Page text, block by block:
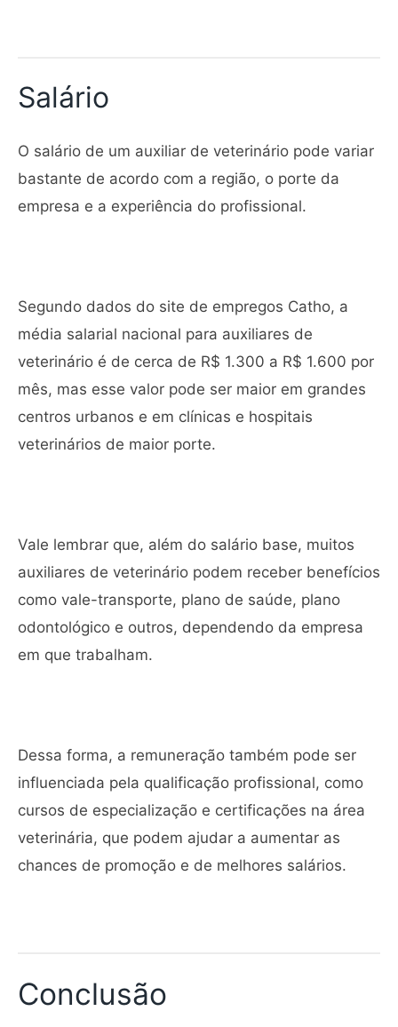
Salário
O salário de um auxiliar de veterinário pode variar
bastante de acordo com a região, o porte da
empresa e a experiência do profissional.
Segundo dados do site de empregos Catho, a
média salarial nacional para auxiliares de
veterinário é de cerca de R$ 1.300 a R$ 1.600 por
mês, mas esse valor pode ser maior em grandes
centros urbanos e em clínicas e hospitais
veterinários de maior porte.
Vale lembrar que, além do salário base, muitos
auxiliares de veterinário podem receber benefícios
como vale-transporte, plano de saúde, plano
odontológico e outros, dependendo da empresa
em que trabalham.
Dessa forma, a remuneração também pode ser
influenciada pela qualificação profissional, como
cursos de especialização e certificações na área
veterinária, que podem ajudar a aumentar as
chances de promoção e de melhores salários.
Conclusão